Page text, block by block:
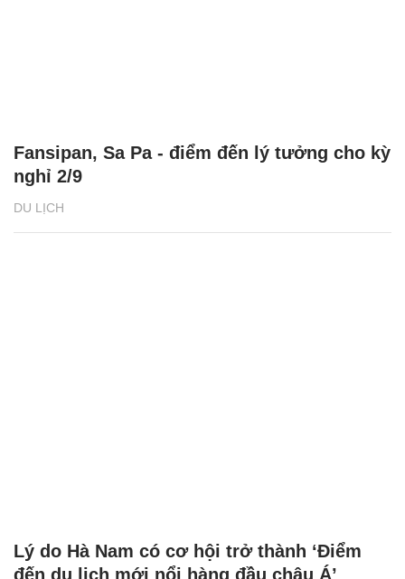
DU LỊCH
Fansipan, Sa Pa - điểm đến lý tưởng cho kỳ
nghỉ 2/9
Lý do Hà Nam có cơ hội trở thành ‘Điểm
đến du lịch mới nổi hàng đầu châu Á’